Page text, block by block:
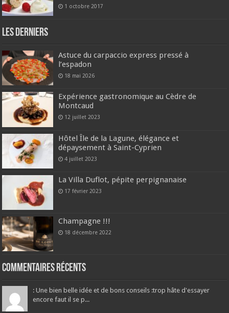
1 octobre 2017
Les derniers
Astuce du carpaccio express pressé à
l’espadon
18 mai 2026
Expérience gastronomique au Cèdre de
Montcaud
12 juillet 2023
Hôtel Île de la Lagune, élégance et
dépaysement à Saint-Cyprien
4 juillet 2023
La Villa Duflot, pépite perpignanaise
17 février 2023
Champagne !!!
18 décembre 2022
Commentaires récents
: Une bien belle idée et de bons conseils :trop hâte d'essayer
encore faut il se p...